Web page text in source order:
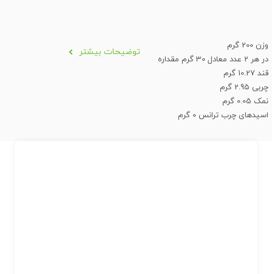
وزن 200 گرم
در هر 2 عدد معادل 30 گرم مقداره
قند 10.27 گرم
چربی 2.95 گرم
نمک 0.05 گرم
اسیدهای چرب ترانس 0 گرم
توضیحات بیشتر